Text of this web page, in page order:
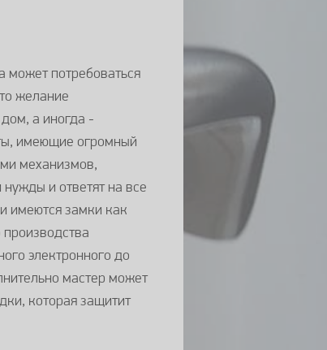
может потребоваться
желание
а иногда -
имеющие огромный
механизмов,
и ответят на все
имеются замки как
производства
электронного до
мастер может
которая защитит